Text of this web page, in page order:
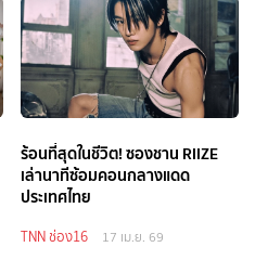
ร้อนที่สุดในชีวิต! ซองชาน RIIZE
เล่านาทีซ้อมคอนกลางแดด
ประเทศไทย
TNN ช่อง16 17 เม.ย. 69